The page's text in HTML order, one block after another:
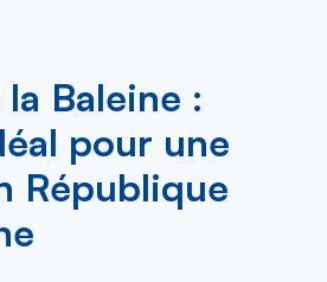
Baleine :
pour une
République